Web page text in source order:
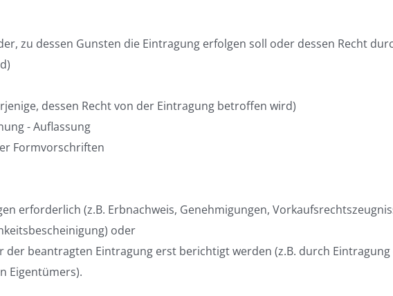
zu dessen Gunsten die Eintragung erfolgen soll oder dessen Recht
dessen Recht von der Eintragung betroffen wird)
- Auflassung
Formvorschriften
erforderlich (z.B. Erbnachweis, Genehmigungen,
oder
der beantragten Eintragung erst berichtigt werden (z.B. durch
Eigentümers).